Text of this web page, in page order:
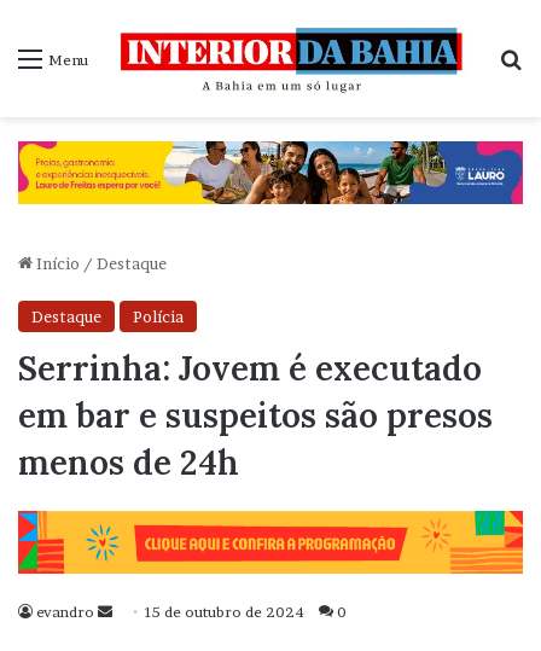
Menu
Início / Destaque
Destaque Polícia
Serrinha: Jovem é executado
em bar e suspeitos são presos
menos de 24h
evandro
Mande15 de outubro de 2024 0